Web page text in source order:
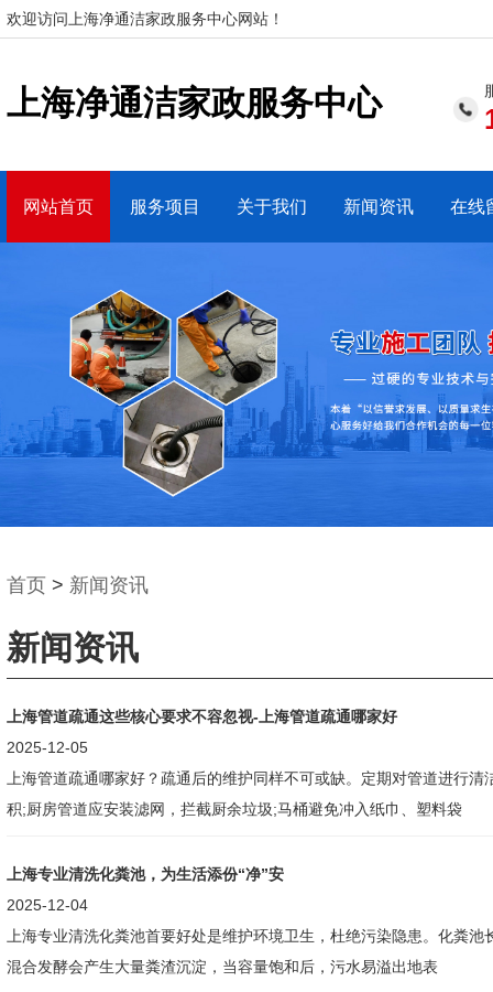
欢迎访问上海净通洁家政服务中心网站！
上海净通洁家政服务中心
网站首页 服务项目 关于我们 新闻资讯 在线
首页 > 新闻资讯
新闻资讯
上海管道疏通这些核心要求不容忽视-上海管道疏通哪家好
2025-12-05
上海管道疏通哪家好？疏通后的维护同样不可或缺。定期对管道进行清
积;厨房管道应安装滤网，拦截厨余垃圾;马桶避免冲入纸巾、塑料袋
上海专业清洗化粪池，为生活添份“净”安
2025-12-04
上海专业清洗化粪池首要好处是维护环境卫生，杜绝污染隐患。化粪池
混合发酵会产生大量粪渣沉淀，当容量饱和后，污水易溢出地表